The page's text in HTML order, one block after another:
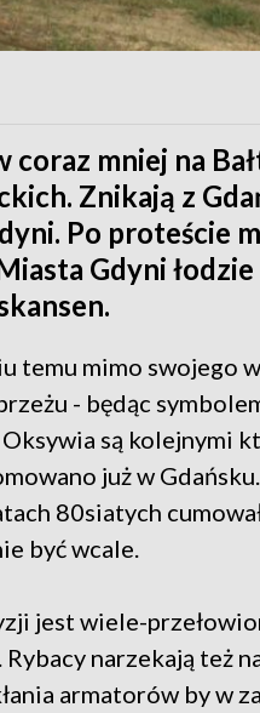
mniej na
Znikają z
Po proteście
Gdyni
temu mimo swojego
- będąc
są kolejnymi
już w
80siatych
być wcale.
jest wiele-
Rybacy narzekają też
armatorów by w